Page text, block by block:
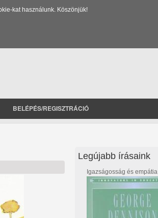
kat használunk. Köszönjük!
BELÉPÉS/REGISZTRÁCIÓ
Legújabb írásaink
Igazságosság és empátia